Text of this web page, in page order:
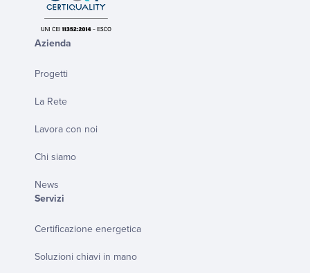
Azienda
Progetti
La Rete
Lavora con noi
Chi siamo
News
Servizi
Certificazione energetica
Soluzioni chiavi in mano